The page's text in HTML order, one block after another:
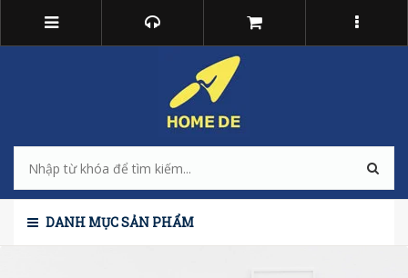
DANH MỤC SẢN PHẨM